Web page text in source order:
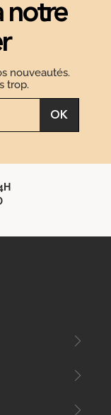
notre
nouveautés.
trop.
OK